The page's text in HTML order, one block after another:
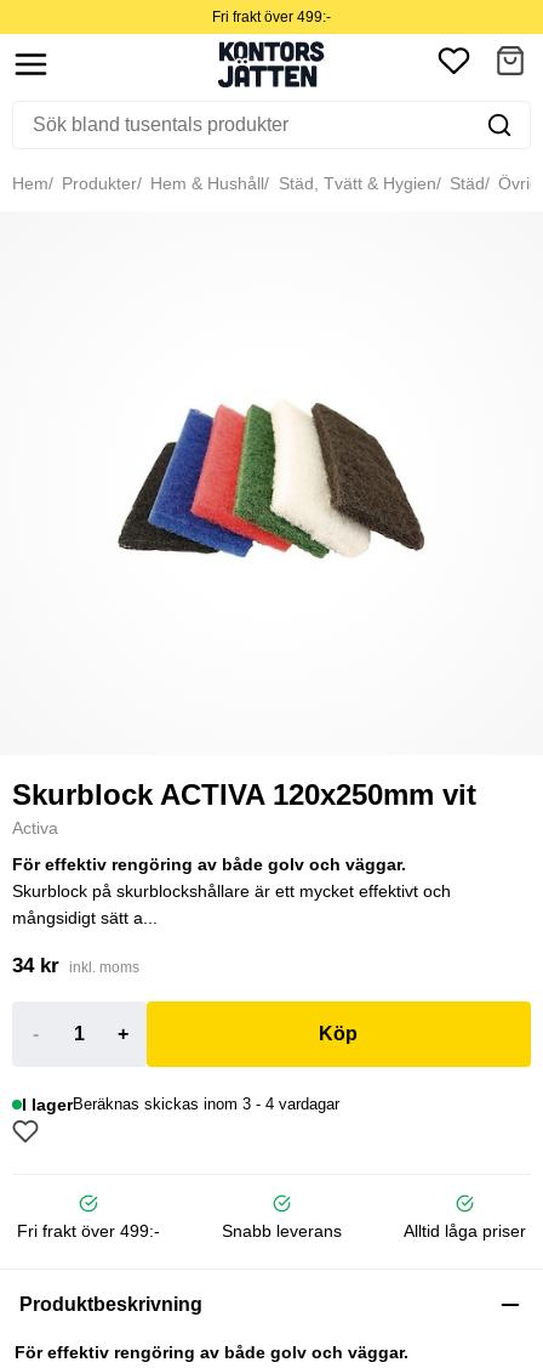
Fri frakt över 499:-
Hem Produkter Hem & Hushåll Städ, Tvätt & Hygien Städ
Skurblock ACTIVA 120x250mm vit
Activa
För effektiv rengöring av både golv och väggar.
Skurblock på skurblockshållare är ett mycket effektivt och
mångsidigt sätt a...
34 kr inkl. moms
- + Köp
I lagerBeräknas skickas inom 3 - 4 vardagar
Fri frakt över 499:- Snabb leverans Alltid låga priser
Produktbeskrivning
För effektiv rengöring av både golv och väggar.